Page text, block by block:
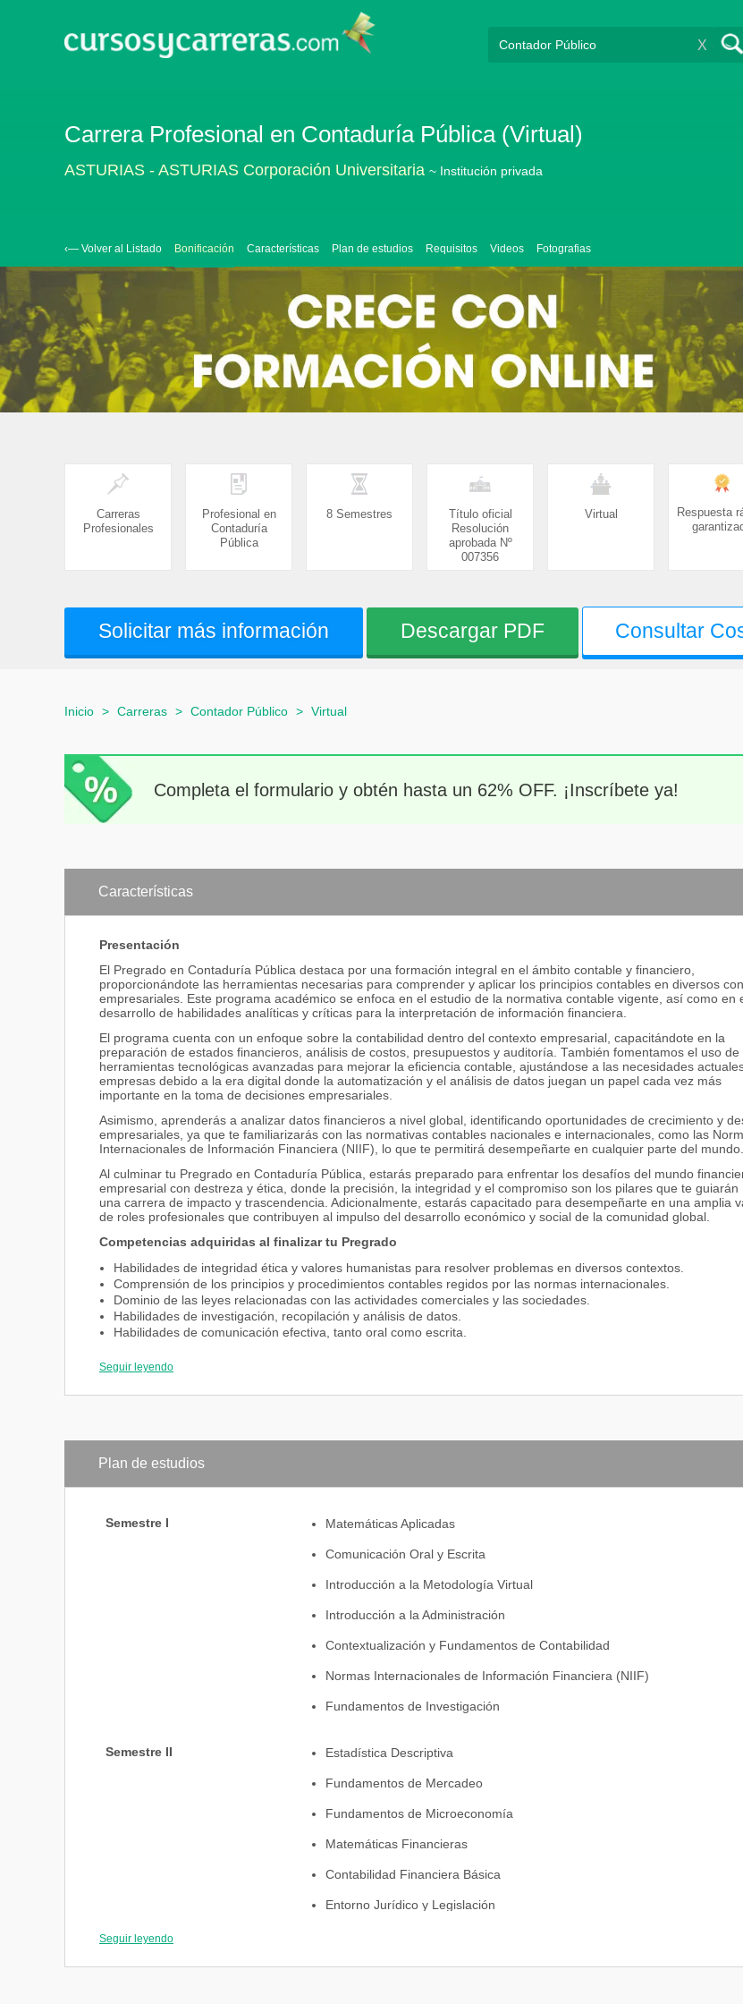
X
Carrera Profesional en Contaduría Pública (Virtual)
ASTURIAS - ASTURIAS Corporación Universitaria ~ Institución privada
‹— Volver al Listado Bonificación Características Plan de estudios Requisitos Videos Fotografias
Carreras
Profesionales
Profesional en
Contaduría
Pública
8 Semestres
Título oficial
Resolución
aprobada Nº
007356
Virtual
Respuesta
Solicitar más información Descargar PDF Consultar
Inicio > Carreras > Contador Público > Virtual
Completa el formulario y obtén hasta un 62% OFF. ¡Inscríbete ya!
Características
Presentación
El Pregrado en Contaduría Pública destaca por una formación integral en el ámbito contable y financiero,
proporcionándote las herramientas necesarias para comprender y aplicar los principios contables en diversos
empresariales. Este programa académico se enfoca en el estudio de la normativa contable vigente, así como en
desarrollo de habilidades analíticas y críticas para la interpretación de información financiera.
El programa cuenta con un enfoque sobre la contabilidad dentro del contexto empresarial, capacitándote en la
preparación de estados financieros, análisis de costos, presupuestos y auditoría. También fomentamos el uso de
herramientas tecnológicas avanzadas para mejorar la eficiencia contable, ajustándose a las necesidades
empresas debido a la era digital donde la automatización y el análisis de datos juegan un papel cada vez más
importante en la toma de decisiones empresariales.
Asimismo, aprenderás a analizar datos financieros a nivel global, identificando oportunidades de crecimiento y
empresariales, ya que te familiarizarás con las normativas contables nacionales e internacionales, como las
Internacionales de Información Financiera (NIIF), lo que te permitirá desempeñarte en cualquier parte del mundo.
Al culminar tu Pregrado en Contaduría Pública, estarás preparado para enfrentar los desafíos del mundo
empresarial con destreza y ética, donde la precisión, la integridad y el compromiso son los pilares que te guiarán
una carrera de impacto y trascendencia. Adicionalmente, estarás capacitado para desempeñarte en una amplia
de roles profesionales que contribuyen al impulso del desarrollo económico y social de la comunidad global.
Competencias adquiridas al finalizar tu Pregrado
Habilidades de integridad ética y valores humanistas para resolver problemas en diversos contextos.
Comprensión de los principios y procedimientos contables regidos por las normas internacionales.
Dominio de las leyes relacionadas con las actividades comerciales y las sociedades.
Habilidades de investigación, recopilación y análisis de datos.
Habilidades de comunicación efectiva, tanto oral como escrita.
Seguir leyendo
Plan de estudios
Semestre I Matemáticas Aplicadas
Comunicación Oral y Escrita
Introducción a la Metodología Virtual
Introducción a la Administración
Contextualización y Fundamentos de Contabilidad
Normas Internacionales de Información Financiera (NIIF)
Fundamentos de Investigación
Semestre II Estadística Descriptiva
Fundamentos de Mercadeo
Fundamentos de Microeconomía
Matemáticas Financieras
Contabilidad Financiera Básica
Entorno Jurídico y Legislación
Seguir leyendo